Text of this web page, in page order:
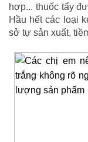
hợp... thuốc tẩy
Hầu hết các loại
sở tự sản xuất,